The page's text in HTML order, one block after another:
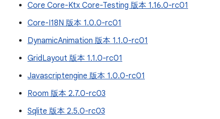
Core Core-Ktx Core-Testing 版本 1.16.0-rc01
Core-I18N 版本 1.0.0-rc01
DynamicAnimation 版本 1.1.0-rc01
GridLayout 版本 1.1.0-rc01
Javascriptengine 版本 1.0.0-rc01
Room 版本 2.7.0-rc03
Sqlite 版本 2.5.0-rc03